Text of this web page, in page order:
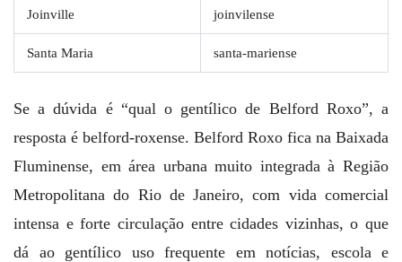
Joinville joinvilense
Santa Maria santa-mariense
Se a dúvida é “qual o gentílico de Belford Roxo”, a
resposta é belford-roxense. Belford Roxo fica na Baixada
Fluminense, em área urbana muito integrada à Região
Metropolitana do Rio de Janeiro, com vida comercial
intensa e forte circulação entre cidades vizinhas, o que
dá ao gentílico uso frequente em notícias, escola e